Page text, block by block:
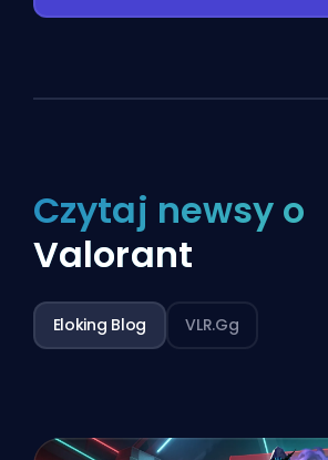
Czytaj newsy o
Valorant
Eloking Blog VLR.gg